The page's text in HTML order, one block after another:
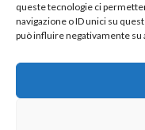
queste tecnologie ci
navigazione o ID unici su
può influire negativamente
TVCC
Purificazione dell’Aria
Antincendio